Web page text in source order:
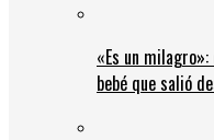
«Es un
bebé que salió